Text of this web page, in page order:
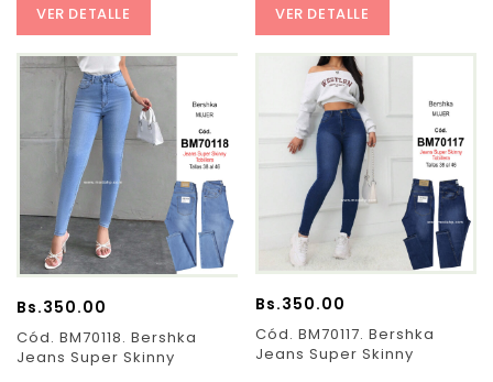
VER DETALLE VER DETALLE
Bs.350.00
Cód. BM70118. Bershka
Jeans Super Skinny
Bs.350.00
Cód. BM70117. Bershka
Jeans Super Skinny